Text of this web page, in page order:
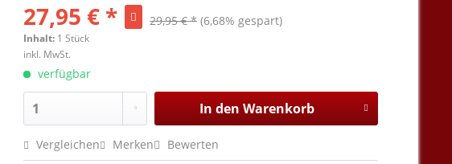
27,95 € * 29,95 € * (6,68% gespart)
Inhalt: 1 Stück
inkl. MwSt.
verfügbar
In den Warenkorb
Vergleichen Merken Bewerten